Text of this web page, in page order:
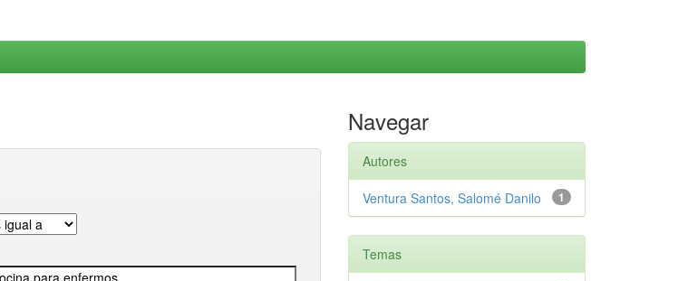
Navegar
Autores
1
Ventura Santos, Salomé Danilo
Temas